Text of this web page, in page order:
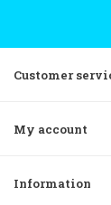
Customer
My account
Information